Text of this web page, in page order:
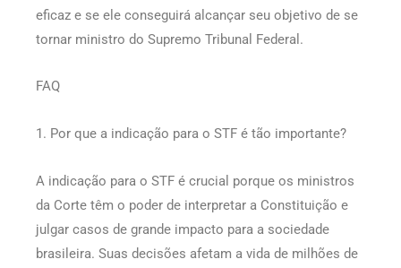
eficaz e se ele conseguirá alcançar seu objetivo de se
tornar ministro do Supremo Tribunal Federal.
FAQ
1. Por que a indicação para o STF é tão importante?
A indicação para o STF é crucial porque os ministros
da Corte têm o poder de interpretar a Constituição e
julgar casos de grande impacto para a sociedade
brasileira. Suas decisões afetam a vida de milhões de